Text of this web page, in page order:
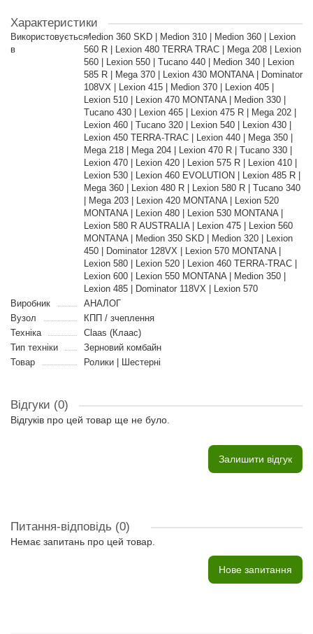
Характеристики
Використовується
в
Medion 360 SKD | Medion 310 | Medion 360 | Lexion
560 R | Lexion 480 TERRA TRAC | Mega 208 | Lexion
560 | Lexion 550 | Tucano 440 | Medion 340 | Lexion
585 R | Mega 370 | Lexion 430 MONTANA | Dominator
108VX | Lexion 415 | Medion 370 | Lexion 405 |
Lexion 510 | Lexion 470 MONTANA | Medion 330 |
Tucano 430 | Lexion 465 | Lexion 475 R | Mega 202 |
Lexion 460 | Tucano 320 | Lexion 540 | Lexion 430 |
Lexion 450 TERRA-TRAC | Lexion 440 | Mega 350 |
Mega 218 | Mega 204 | Lexion 470 R | Tucano 330 |
Lexion 470 | Lexion 420 | Lexion 575 R | Lexion 410 |
Lexion 530 | Lexion 460 EVOLUTION | Lexion 485 R |
Mega 360 | Lexion 480 R | Lexion 580 R | Tucano 340
| Mega 203 | Lexion 420 MONTANA | Lexion 520
MONTANA | Lexion 480 | Lexion 530 MONTANA |
Lexion 580 R AUSTRALIA | Lexion 475 | Lexion 560
MONTANA | Medion 350 SKD | Medion 320 | Lexion
450 | Dominator 128VX | Lexion 570 MONTANA |
Lexion 580 | Lexion 520 | Lexion 460 TERRA-TRAC |
Lexion 600 | Lexion 550 MONTANA | Medion 350 |
Lexion 485 | Dominator 118VX | Lexion 570
Виробник
АНАЛОГ
Вузол
КПП / зчеплення
Техніка
Claas (Клаас)
Тип техніки
Зерновий комбайн
Товар
Ролики | Шестерні
Відгуки (0)
Відгуків про цей товар ще не було.
Залишити відгук
Питання-відповідь (0)
Немає запитань про цей товар.
Нове запитання